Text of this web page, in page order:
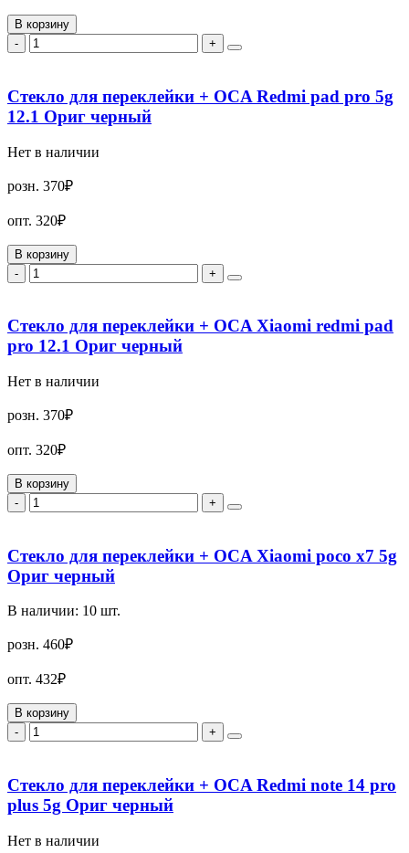
В корзину
-
+
Стекло для переклейки + OCA Redmi pad pro 5g
12.1 Ориг черный
Нет в наличии
розн. 370₽
опт. 320₽
В корзину
-
+
Стекло для переклейки + OCA Xiaomi redmi pad
pro 12.1 Ориг черный
Нет в наличии
розн. 370₽
опт. 320₽
В корзину
-
+
Стекло для переклейки + OCA Xiaomi poco x7 5g
Ориг черный
В наличии: 10 шт.
розн. 460₽
опт. 432₽
В корзину
-
+
Стекло для переклейки + OCA Redmi note 14 pro
plus 5g Ориг черный
Нет в наличии